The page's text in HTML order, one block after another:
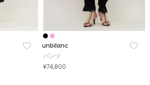
unbilanc
パンツ
¥74,800